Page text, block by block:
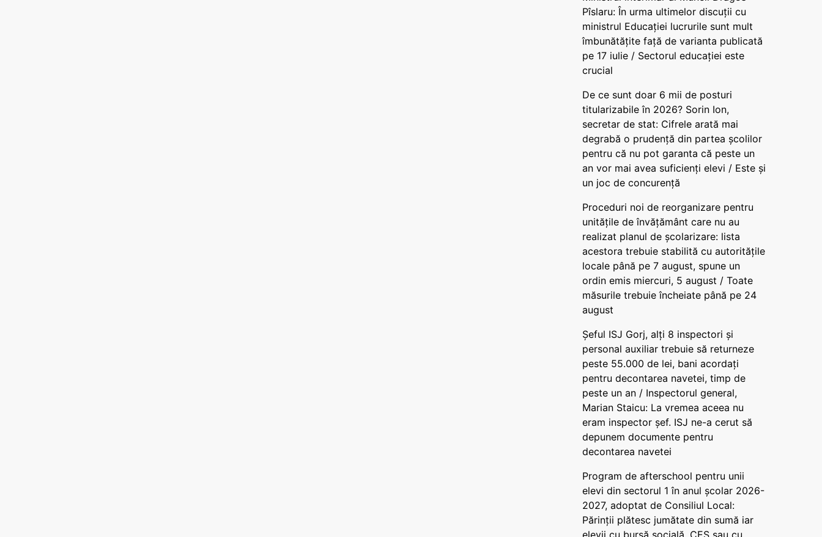
Pîslaru: În urma ultimelor discuții cu
ministrul Educației lucrurile sunt mult
îmbunătățite față de varianta publicată
pe 17 iulie / Sectorul educației este
crucial
De ce sunt doar 6 mii de posturi
titularizabile în 2026? Sorin Ion,
secretar de stat: Cifrele arată mai
degrabă o prudență din partea școlilor
pentru că nu pot garanta că peste un
an vor mai avea suficienți elevi / Este și
un joc de concurență
Proceduri noi de reorganizare pentru
unitățile de învățământ care nu au
realizat planul de școlarizare: lista
acestora trebuie stabilită cu autoritățile
locale până pe 7 august, spune un
ordin emis miercuri, 5 august / Toate
măsurile trebuie încheiate până pe 24
august
Șeful ISJ Gorj, alți 8 inspectori și
personal auxiliar trebuie să returneze
peste 55.000 de lei, bani acordați
pentru decontarea navetei, timp de
peste un an / Inspectorul general,
Marian Staicu: La vremea aceea nu
eram inspector șef. ISJ ne-a cerut să
depunem documente pentru
decontarea navetei
Program de afterschool pentru unii
elevi din sectorul 1 în anul școlar 2026-
2027, adoptat de Consiliul Local:
Părinții plătesc jumătate din sumă iar
elevii cu bursă socială, CES sau cu